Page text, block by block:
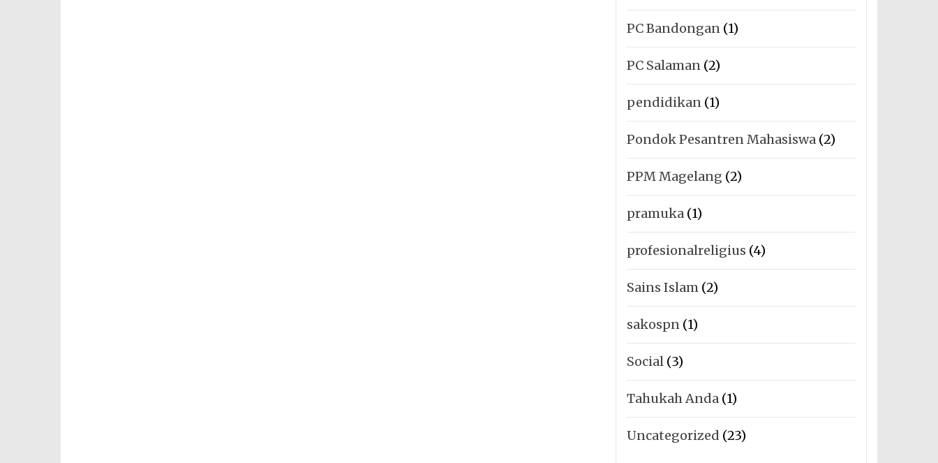
PC Bandongan(1)
PC Salaman(2)
pendidikan(1)
Pondok Pesantren Mahasiswa(2)
PPM Magelang (2)
pramuka(1)
profesionalreligius (4)
Sains Islam(2)
sakospn(1)
Social(3)
Tahukah Anda(1)
Uncategorized (23)